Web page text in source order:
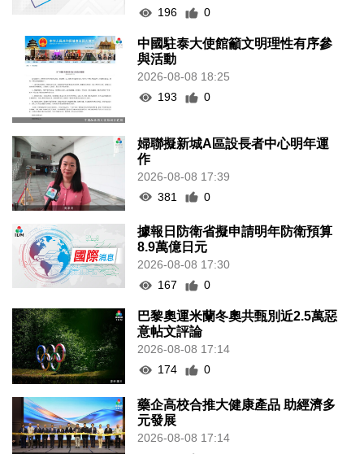
196
0
中國駐泰大使館籲文明理性有序參
與活動
2026-08-08 18:25
193
0
婦聯擬新城A區設長者中心明年運
作
2026-08-08 17:39
381
0
據報日防衛省擬申請明年防衛預算
8.9萬億日元
2026-08-08 17:30
167
0
巴黎奧運米蘭冬奧共甄別近2.5萬惡
意帖文評論
2026-08-08 17:14
174
0
藥企高校合推大健康產品 助經濟多
元發展
2026-08-08 17:14